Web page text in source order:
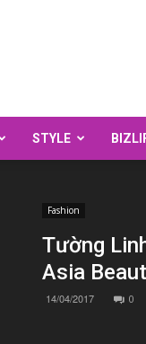
STYLE
Fashion
Tường
Asia
14/04/2017 0